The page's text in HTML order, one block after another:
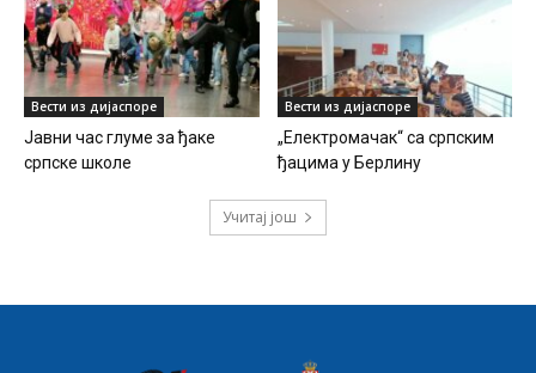
Вести из дијаспоре
Јавни час глуме за ђаке
српске школе
Вести из дијаспоре
„Електромачак“ са српским
ђацима у Берлину
Учитај још